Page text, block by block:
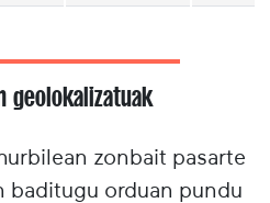
geolokalizatuak
zonbait pasarte
baditugu orduan pundu